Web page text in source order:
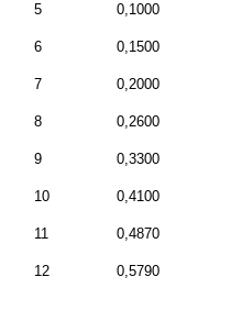
5 0,1000
6 0,1500
7 0,2000
8 0,2600
9 0,3300
10 0,4100
11 0,4870
12 0,5790